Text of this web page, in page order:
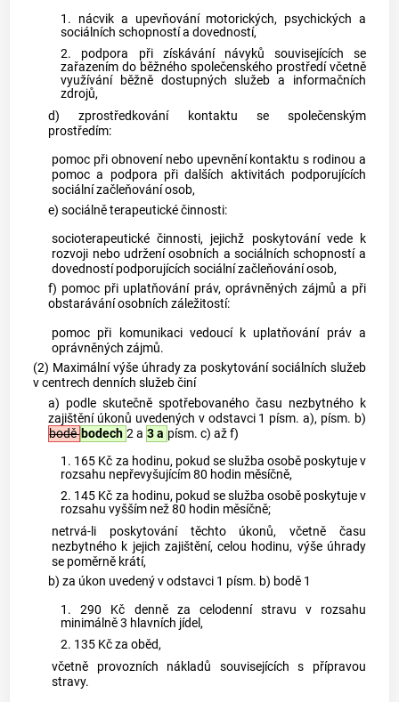
1. nácvik a upevňování motorických, psychických a
sociálních schopností a dovedností,
2. podpora při získávání návyků souvisejících se
zařazením do běžného společenského prostředí včetně
využívání běžně dostupných služeb a informačních
zdrojů,
d) zprostředkování kontaktu se společenským
prostředím:
pomoc při obnovení nebo upevnění kontaktu s rodinou a
pomoc a podpora při dalších aktivitách podporujících
sociální začleňování osob,
e) sociálně terapeutické činnosti:
socioterapeutické činnosti, jejichž poskytování vede k
rozvoji nebo udržení osobních a sociálních schopností a
dovedností podporujících sociální začleňování osob,
f) pomoc při uplatňování práv, oprávněných zájmů a při
obstarávání osobních záležitostí:
pomoc při komunikaci vedoucí k uplatňování práv a
oprávněných zájmů.
(2) Maximální výše úhrady za poskytování sociálních služeb
v centrech denních služeb činí
a) podle skutečně spotřebovaného času nezbytného k
zajištění úkonů uvedených v odstavci 1 písm. a), písm. b)
bodě bodech 2 a 3 a písm. c) až f)
1. 165 Kč za hodinu, pokud se služba osobě poskytuje v
rozsahu nepřevyšujícím 80 hodin měsíčně,
2. 145 Kč za hodinu, pokud se služba osobě poskytuje v
rozsahu vyšším než 80 hodin měsíčně;
netrvá-li poskytování těchto úkonů, včetně času
nezbytného k jejich zajištění, celou hodinu, výše úhrady
se poměrně krátí,
b) za úkon uvedený v odstavci 1 písm. b) bodě 1
1. 290 Kč denně za celodenní stravu v rozsahu
minimálně 3 hlavních jídel,
2. 135 Kč za oběd,
včetně provozních nákladů souvisejících s přípravou
stravy.